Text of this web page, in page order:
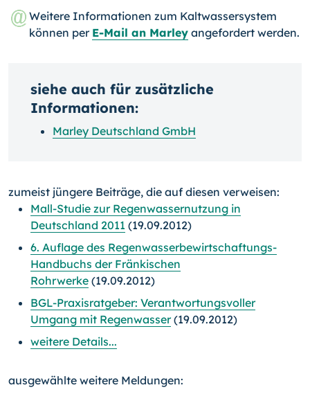
Weitere Informationen zum Kaltwassersystem
können per E-Mail an Marley angefordert werden.
siehe auch für zusätzliche
Informationen:
Marley Deutschland GmbH
zumeist jüngere Beiträge, die auf diesen verweisen:
Mall-Studie zur Regenwassernutzung in
Deutschland 2011 (19.09.2012)
6. Auflage des Regenwasserbewirtschaftungs-
Handbuchs der Fränkischen
Rohrwerke (19.09.2012)
BGL-Praxisratgeber: Verantwortungsvoller
Umgang mit Regenwasser(19.09.2012)
weitere Details...
ausgewählte weitere Meldungen: